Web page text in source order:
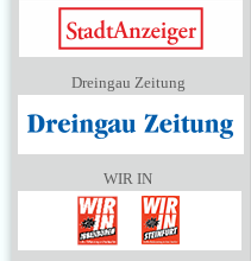
Dreingau Zeitung
WIR IN